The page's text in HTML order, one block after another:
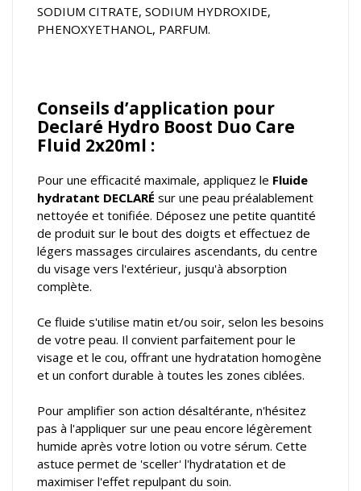
SODIUM CITRATE, SODIUM HYDROXIDE,
PHENOXYETHANOL, PARFUM.
Conseils d’application pour
Declaré Hydro Boost Duo Care
Fluid 2x20ml :
Pour une efficacité maximale, appliquez le Fluide
hydratant DECLARÉ sur une peau préalablement
nettoyée et tonifiée. Déposez une petite quantité
de produit sur le bout des doigts et effectuez de
légers massages circulaires ascendants, du centre
du visage vers l'extérieur, jusqu'à absorption
complète.
Ce fluide s'utilise matin et/ou soir, selon les besoins
de votre peau. Il convient parfaitement pour le
visage et le cou, offrant une hydratation homogène
et un confort durable à toutes les zones ciblées.
Pour amplifier son action désaltérante, n'hésitez
pas à l'appliquer sur une peau encore légèrement
humide après votre lotion ou votre sérum. Cette
astuce permet de 'sceller' l'hydratation et de
maximiser l'effet repulpant du soin.